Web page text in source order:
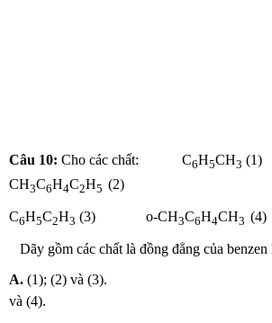
Câu 10: Cho các chất: C6H5CH3
CH3C6H4C2H5 (2)
C6H5C2H3 (3) o-CH3C6H4CH3 (4)
Dãy gồm các chất là đồng đẳng của benzen
A. (1); (2) và
và (4).